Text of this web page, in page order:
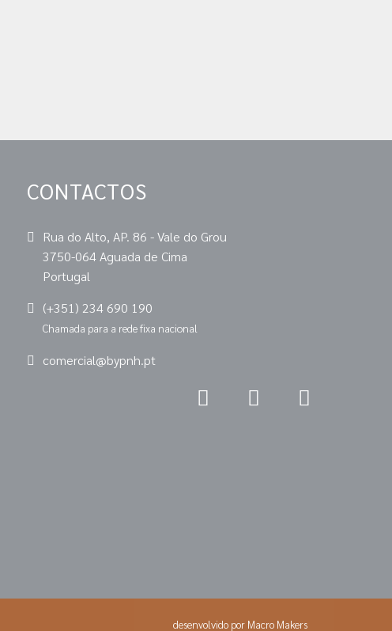
CONTACTOS
Rua do Alto, AP. 86 - Vale do Grou
3750-064 Aguada de Cima
Portugal
(+351) 234 690 190
Chamada para a rede fixa nacional
comercial@bypnh.pt
desenvolvido por Macro Makers